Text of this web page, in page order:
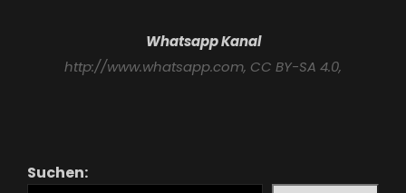
Whatsapp Kanal
http://www.whatsapp.com, CC BY-SA 4.0,
Suchen: